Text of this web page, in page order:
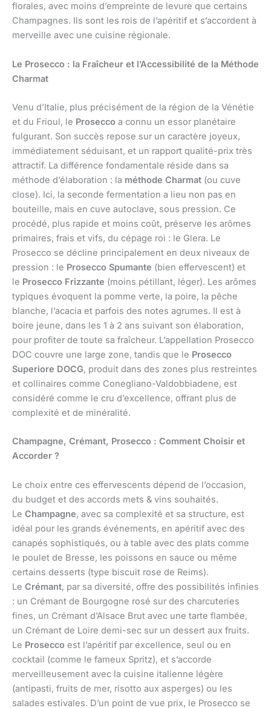
florales, avec moins d’empreinte de levure que certains
Champagnes. Ils sont les rois de l’apéritif et s’accordent à
merveille avec une cuisine régionale.
Le Prosecco : la Fraîcheur et l’Accessibilité de la Méthode
Charmat
Venu d’Italie, plus précisément de la région de la Vénétie
et du Frioul, le Prosecco a connu un essor planétaire
fulgurant. Son succès repose sur un caractère joyeux,
immédiatement séduisant, et un rapport qualité-prix très
attractif. La différence fondamentale réside dans sa
méthode d’élaboration : la méthode Charmat (ou cuve
close). Ici, la seconde fermentation a lieu non pas en
bouteille, mais en cuve autoclave, sous pression. Ce
procédé, plus rapide et moins coût, préserve les arômes
primaires, frais et vifs, du cépage roi : le Glera. Le
Prosecco se décline principalement en deux niveaux de
pression : le Prosecco Spumante (bien effervescent) et
le Prosecco Frizzante (moins pétillant, léger). Les arômes
typiques évoquent la pomme verte, la poire, la pêche
blanche, l’acacia et parfois des notes agrumes. Il est à
boire jeune, dans les 1 à 2 ans suivant son élaboration,
pour profiter de toute sa fraîcheur. L’appellation Prosecco
DOC couvre une large zone, tandis que le Prosecco
Superiore DOCG, produit dans des zones plus restreintes
et collinaires comme Conegliano-Valdobbiadene, est
considéré comme le cru d’excellence, offrant plus de
complexité et de minéralité.
Champagne, Crémant, Prosecco : Comment Choisir et
Accorder ?
Le choix entre ces effervescents dépend de l’occasion,
du budget et des accords mets & vins souhaités.
Le Champagne, avec sa complexité et sa structure, est
idéal pour les grands événements, en apéritif avec des
canapés sophistiqués, ou à table avec des plats comme
le poulet de Bresse, les poissons en sauce ou même
certains desserts (type biscuit rose de Reims).
Le Crémant, par sa diversité, offre des possibilités infinies
: un Crémant de Bourgogne rosé sur des charcuteries
fines, un Crémant d’Alsace Brut avec une tarte flambée,
un Crémant de Loire demi-sec sur un dessert aux fruits.
Le Prosecco est l’apéritif par excellence, seul ou en
cocktail (comme le fameux Spritz), et s’accorde
merveilleusement avec la cuisine italienne légère
(antipasti, fruits de mer, risotto aux asperges) ou les
salades estivales. D’un point de vue prix, le Prosecco se